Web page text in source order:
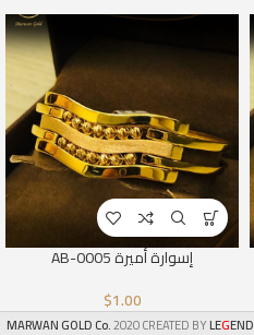
إسوارة أميرة AB-0005
$1.00
MARWAN GOLD Co.2020 CREATED BYLEGEND